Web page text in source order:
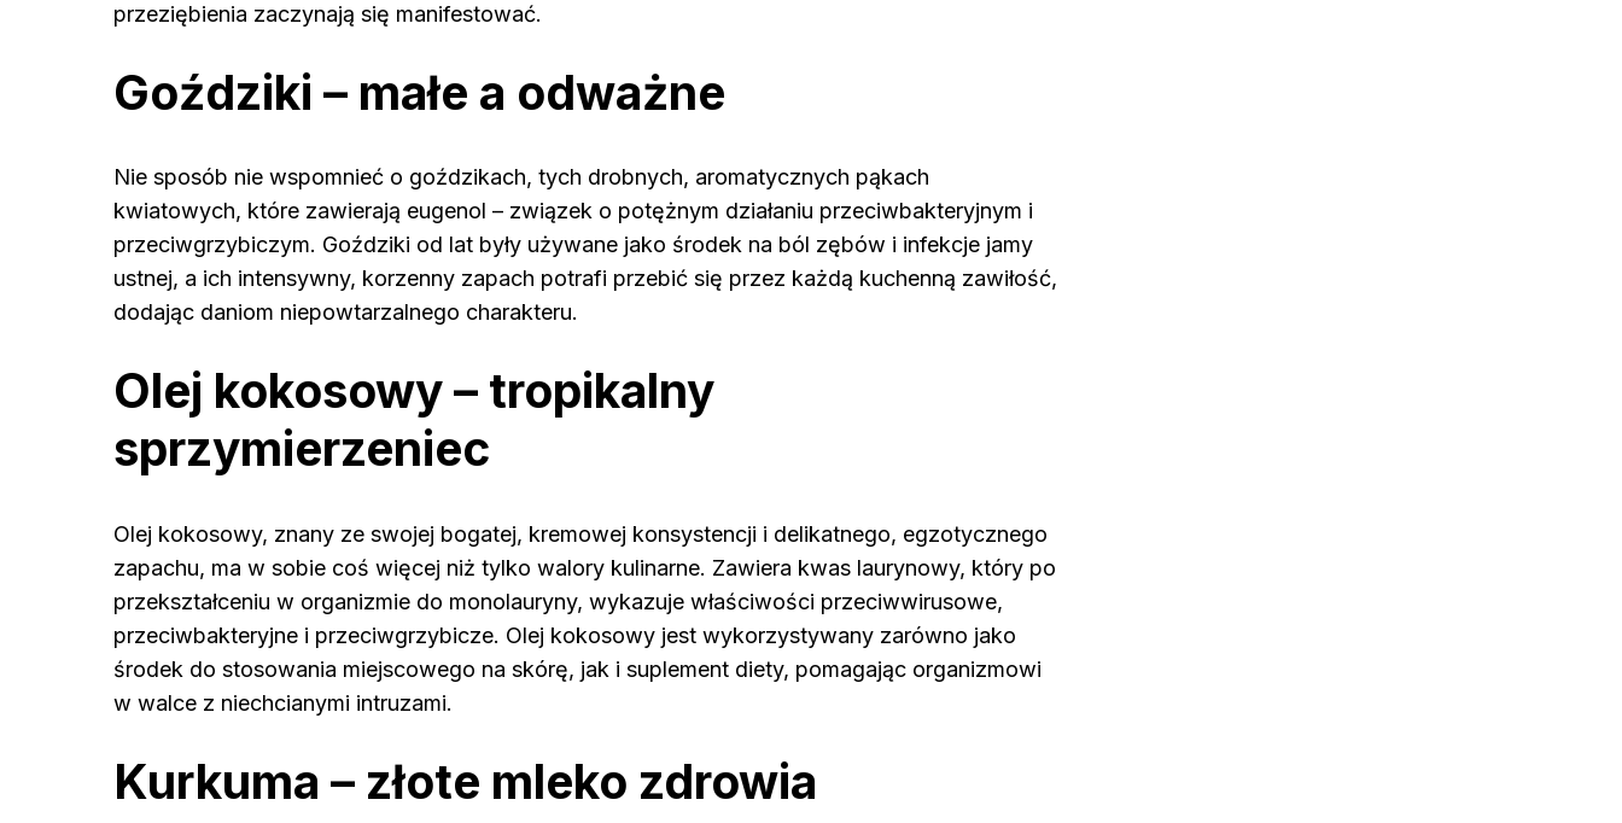
przeziębienia zaczynają się manifestować.
Goździki – małe a odważne
Nie sposób nie wspomnieć o goździkach, tych drobnych, aromatycznych pąkach
kwiatowych, które zawierają eugenol – związek o potężnym działaniu przeciwbakteryjnym i
przeciwgrzybiczym. Goździki od lat były używane jako środek na ból zębów i infekcje jamy
ustnej, a ich intensywny, korzenny zapach potrafi przebić się przez każdą kuchenną zawiłość,
dodając daniom niepowtarzalnego charakteru.
Olej kokosowy – tropikalny
sprzymierzeniec
Olej kokosowy, znany ze swojej bogatej, kremowej konsystencji i delikatnego, egzotycznego
zapachu, ma w sobie coś więcej niż tylko walory kulinarne. Zawiera kwas laurynowy, który po
przekształceniu w organizmie do monolauryny, wykazuje właściwości przeciwwirusowe,
przeciwbakteryjne i przeciwgrzybicze. Olej kokosowy jest wykorzystywany zarówno jako
środek do stosowania miejscowego na skórę, jak i suplement diety, pomagając organizmowi
w walce z niechcianymi intruzami.
Kurkuma – złote mleko zdrowia